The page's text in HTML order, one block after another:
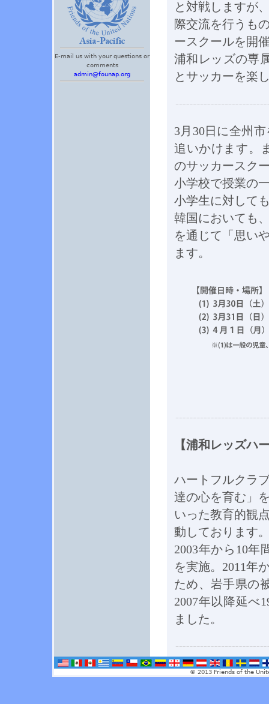
E-mail us with your questions or
comments
admin@founap.org
と対戦しますが
際交流を行うも
ースクールを開
浦和レッズの専
とサッカーを楽
3月30日に全州
追いかけます。
のサッカースク
小学校で授業の
小学生に対して
韓国においても
を通じて「思い
ます。
【浦和レッズハ
ハートフルクラ
達の心を育む」
いった教育的観
動しております
2003年から10年
を実施。2011年
ため、岩手県の
2007年以降延べ
ました。
© 2013 Friends of the